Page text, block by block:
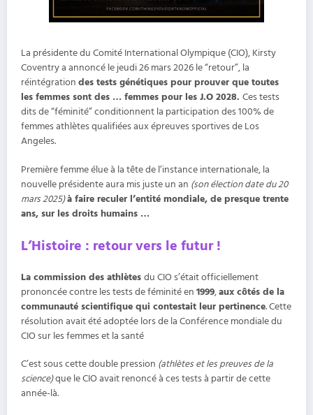
La présidente du Comité International Olympique (CIO), Kirsty
Coventry a annoncé le jeudi 26 mars 2026 le “retour”, la
réintégration des tests génétiques pour prouver que toutes
les femmes sont des … femmes pour les J.O 2028. Ces tests
dits de “féminité” conditionnent la participation des 100% de
femmes athlètes qualifiées aux épreuves sportives de Los
Angeles.
Première femme élue à la tête de l’instance internationale, la
nouvelle présidente aura mis juste un an (son élection date du 20
mars 2025)à faire reculer l’entité mondiale, de presque trente
ans, sur les droits humains …
L’Histoire : retour vers le futur !
La commission des athlètes du CIO s’était officiellement
prononcée contre les tests de féminité en 1999,aux côtés de la
communauté scientifique qui contestait leur pertinence. Cette
résolution avait été adoptée lors de la Conférence mondiale du
CIO sur les femmes et la santé
C’est sous cette double pression (athlètes et les preuves de la
science)que le CIO avait renoncé à ces tests à partir de cette
année-là.